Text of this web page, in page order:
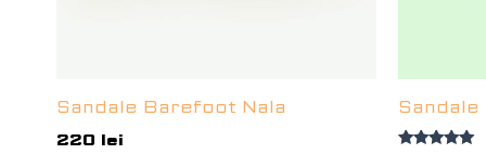
Sandale Barefoot Nala
220 lei